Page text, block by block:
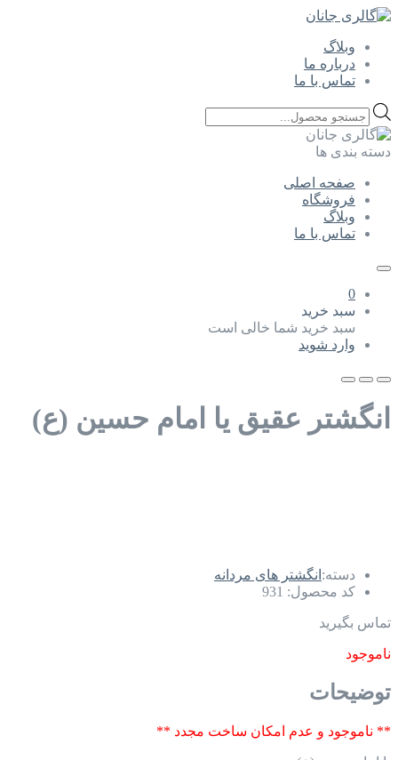
وبلاگ
درباره ما
تماس با ما
Products
search
دسته بندی ها
صفحه اصلی
فروشگاه
وبلاگ
تماس با ما
0
سبد خرید
سبد خرید شما خالی است
وارد شوید
انگشتر عقیق یا امام‌ حسین (ع)
دسته: انگشتر های مردانه
کد محصول: 931
تماس بگیرید
ناموجود
توضیحات
** ناموجود و عدم امکان ساخت مجدد **